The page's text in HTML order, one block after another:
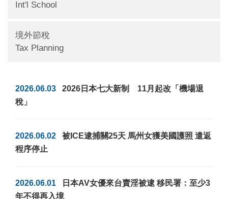
Int'l School
境外節稅
Tax Planning
2026.06.03
2026日本七大新制 11月起改「機場退
稅」
2026.06.02
被ICE逮捕關25天 馬州女獲美國護照 遣返
程序停止
2026.06.01
日本AV女優來台賣淫被逮 移民署：至少3
年不得再入境